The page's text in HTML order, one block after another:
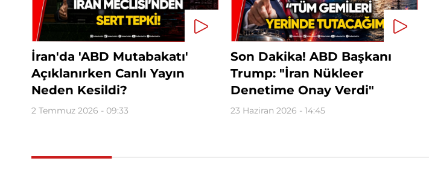
İran'da 'ABD Mutabakatı'
Açıklanırken Canlı Yayın
Neden Kesildi?
2 Temmuz 2026 - 09:33
Son Dakika! ABD Başkanı
Trump: "İran Nükleer
Denetime Onay Verdi"
23 Haziran 2026 - 14:45